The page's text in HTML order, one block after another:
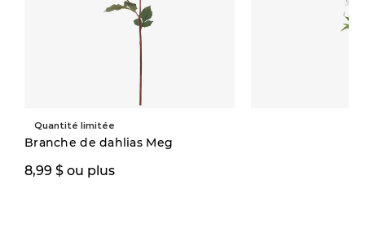
Quantité limitée
Branche de dahlias Meg
8,99 $ ou plus